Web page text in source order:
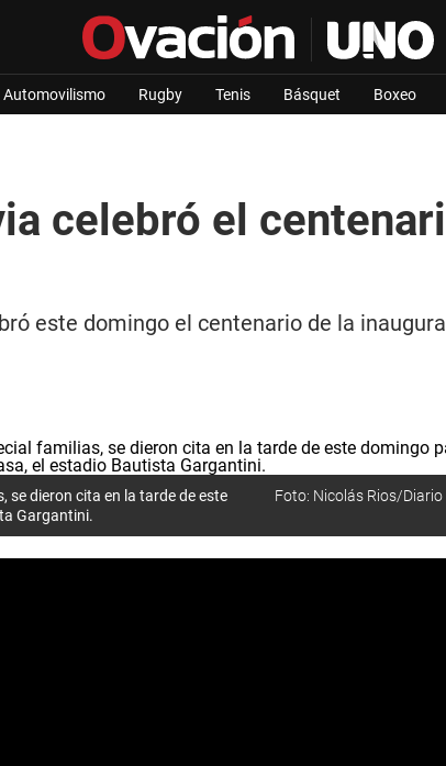
Automovilismo Rugby Tenis Básquet Boxeo
celebró el
este domingo el centenario de la
se dieron cita en la tarde de este
Gargantini.
Foto: Nicolás Rios/Diario